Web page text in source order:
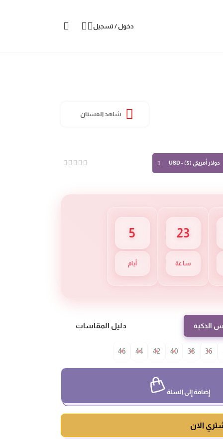
دخول / تسجيل
شاهد الفستان
دولار أمريكي ($) - USD
5
أيام
23
ساعة
الذكية دليل المقاسات
36
38
40
42
44
46
إضافة إلى السلة
الان